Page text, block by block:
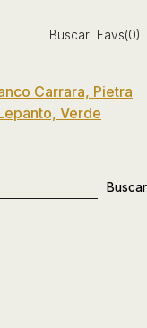
Buscar Favs(0)
Carrara, Pietra
Verde
Buscar